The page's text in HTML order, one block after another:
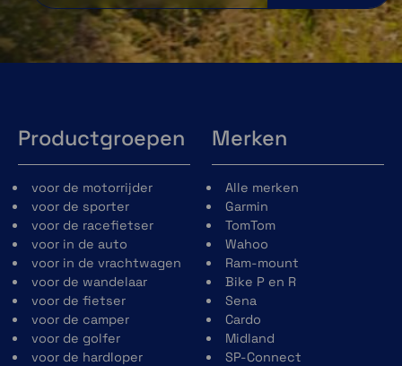
Productgroepen
voor de motorrijder
voor de sporter
voor de racefietser
voor in de auto
voor in de vrachtwagen
voor de wandelaar
voor de fietser
voor de camper
voor de golfer
voor de hardloper
Merken
Alle merken
Garmin
TomTom
Wahoo
Ram-mount
Bike P en R
Sena
Cardo
Midland
SP-Connect